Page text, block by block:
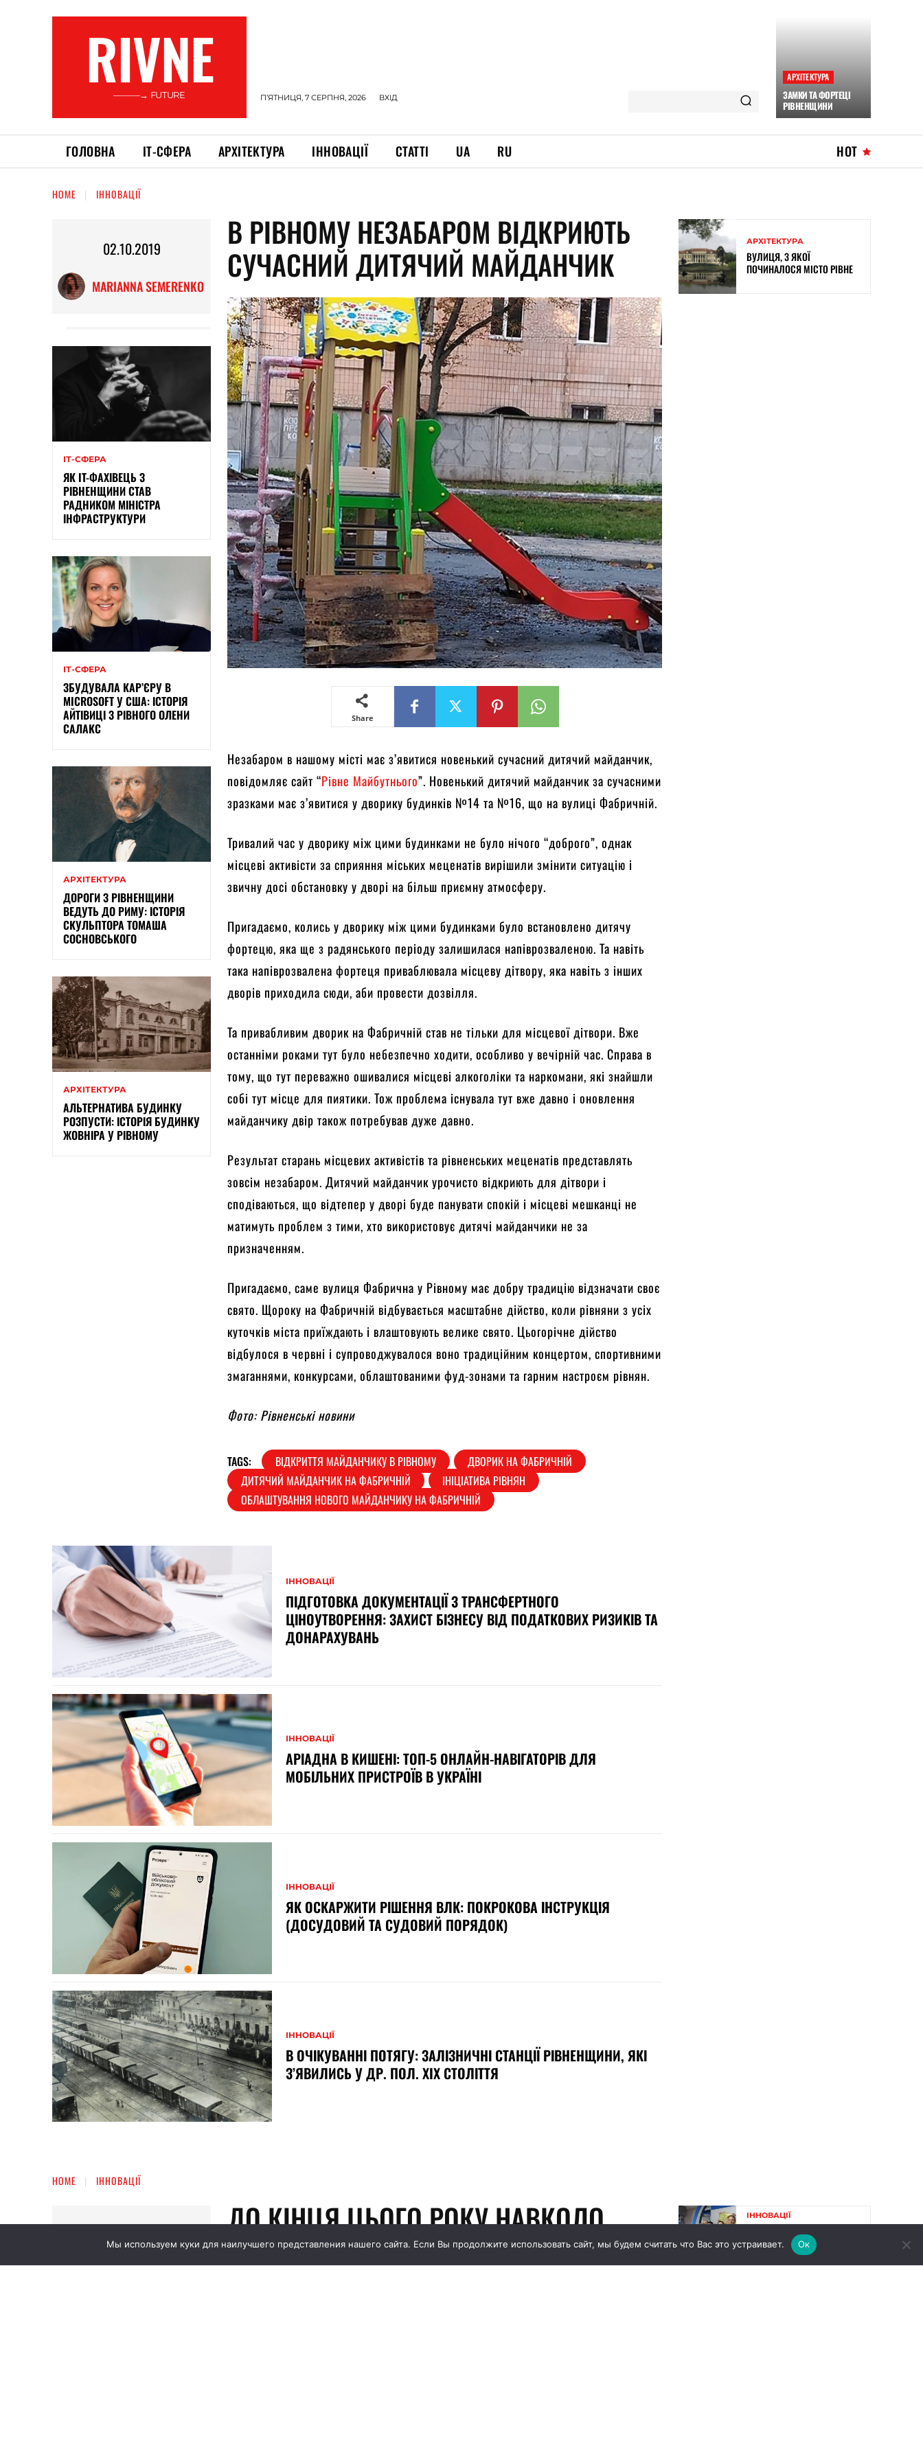
RIVNE
———→ FUTURE П’ЯТНИЦЯ, 7 СЕРПНЯ, 2026 ВХІД
АРХІТЕКТУРА
ЗАМКИ ТА ФОРТЕЦІ
РІВНЕНЩИНИ
ГОЛОВНА ІТ-СФЕРА АРХІТЕКТУРА ІННОВАЦІЇ СТАТТІ UA RU HOT
HOME ІННОВАЦІЇ
02.10.2019
MARIANNA SEMERENKO
ІТ-СФЕРА
ЯК IT-ФАХІВЕЦЬ З
РІВНЕНЩИНИ СТАВ
РАДНИКОМ МІНІСТРА
ІНФРАСТРУКТУРИ
ІТ-СФЕРА
ЗБУДУВАЛА КАР’ЄРУ В
MICROSOFT У США: ІСТОРІЯ
АЙТІВИЦІ З РІВНОГО ОЛЕНИ
САЛАКС
АРХІТЕКТУРА
ДОРОГИ З РІВНЕНЩИНИ
ВЕДУТЬ ДО РИМУ: ІСТОРІЯ
СКУЛЬПТОРА ТОМАША
СОСНОВСЬКОГО
АРХІТЕКТУРА
АЛЬТЕРНАТИВА БУДИНКУ
РОЗПУСТИ: ІСТОРІЯ БУДИНКУ
ЖОВНІРА У РІВНОМУ
В РІВНОМУ НЕЗАБАРОМ ВІДКРИЮТЬ
СУЧАСНИЙ ДИТЯЧИЙ МАЙДАНЧИК
Share
Незабаром в нашому місті має з’явитися новенький сучасний дитячий майданчик,
повідомляє сайт “Рівне Майбутнього”. Новенький дитячий майданчик за сучасними
зразками має з’явитися у дворику будинків №14 та №16, що на вулиці Фабричній.
Тривалий час у дворику між цими будинками не було нічого “доброго”, однак
місцеві активісти за сприяння міських меценатів вирішили змінити ситуацію і
звичну досі обстановку у дворі на більш приємну атмосферу.
Пригадаємо, колись у дворику між цими будинками було встановлено дитячу
фортецю, яка ще з радянського періоду залишилася напіврозваленою. Та навіть
така напіврозвалена фортеця приваблювала місцеву дітвору, яка навіть з інших
дворів приходила сюди, аби провести дозвілля.
Та привабливим дворик на Фабричній став не тільки для місцевої дітвори. Вже
останніми роками тут було небезпечно ходити, особливо у вечірній час. Справа в
тому, що тут переважно ошивалися місцеві алкоголіки та наркомани, які знайшли
собі тут місце для пиятики. Тож проблема існувала тут вже давно і оновлення
майданчику двір також потребував дуже давно.
Результат старань місцевих активістів та рівненських меценатів представлять
зовсім незабаром. Дитячий майданчик урочисто відкриють для дітвори і
сподіваються, що відтепер у дворі буде панувати спокій і місцеві мешканці не
матимуть проблем з тими, хто використовує дитячі майданчики не за
призначенням.
Пригадаємо, саме вулиця Фабрична у Рівному має добру традицію відзначати своє
свято. Щороку на Фабричній відбувається масштабне дійство, коли рівняни з усіх
куточків міста приїждають і влаштовують велике свято. Цьогорічне дійство
відбулося в червні і супроводжувалося воно традиційним концертом, спортивними
змаганнями, конкурсами, облаштованими фуд-зонами та гарним настроєм рівнян.
Фото: Рівненські новини
TAGS: ВІДКРИТТЯ МАЙДАНЧИКУ В РІВНОМУ
ДВОРИК НА ФАБРИЧНІЙ
ДИТЯЧИЙ МАЙДАНЧИК НА ФАБРИЧНІЙ
ІНІЦІАТИВА РІВНЯН
ОБЛАШТУВАННЯ НОВОГО МАЙДАНЧИКУ НА ФАБРИЧНІЙ
ІННОВАЦІЇ
ПІДГОТОВКА ДОКУМЕНТАЦІЇ З ТРАНСФЕРТНОГО
ЦІНОУТВОРЕННЯ: ЗАХИСТ БІЗНЕСУ ВІД ПОДАТКОВИХ РИЗИКІВ ТА
ДОНАРАХУВАНЬ
ІННОВАЦІЇ
АРІАДНА В КИШЕНІ: ТОП-5 ОНЛАЙН-НАВІГАТОРІВ ДЛЯ
МОБІЛЬНИХ ПРИСТРОЇВ В УКРАЇНІ
ІННОВАЦІЇ
ЯК ОСКАРЖИТИ РІШЕННЯ ВЛК: ПОКРОКОВА ІНСТРУКЦІЯ
(ДОСУДОВИЙ ТА СУДОВИЙ ПОРЯДОК)
ІННОВАЦІЇ
В ОЧІКУВАННІ ПОТЯГУ: ЗАЛІЗНИЧНІ СТАНЦІЇ РІВНЕНЩИНИ, ЯКІ
З’ЯВИЛИСЬ У ДР. ПОЛ. XIX СТОЛІТТЯ
АРХІТЕКТУРА
ВУЛИЦЯ, З ЯКОЇ
ПОЧИНАЛОСЯ МІСТО РІВНЕ
Мы используем куки для наилучшего представления нашего сайта. Если Вы продолжите использовать сайт, мы будем считать что Вас это устраивает. Ок